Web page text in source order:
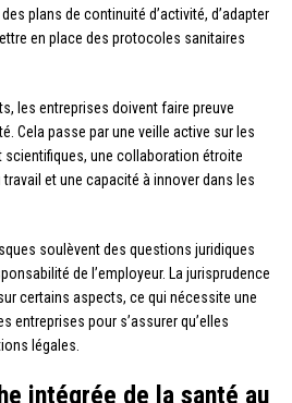
plans de continuité d’activité, d’adapter
en place des protocoles sanitaires
les entreprises doivent faire preuve
Cela passe par une veille active sur les
une collaboration étroite
et une capacité à innover dans les
soulèvent des questions juridiques
de l’employeur. La jurisprudence
certains aspects, ce qui nécessite une
entreprises pour s’assurer qu’elles
légales.
intégrée de la santé au